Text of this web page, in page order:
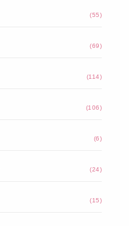
(55)
(69)
(114)
(106)
(6)
(24)
(15)